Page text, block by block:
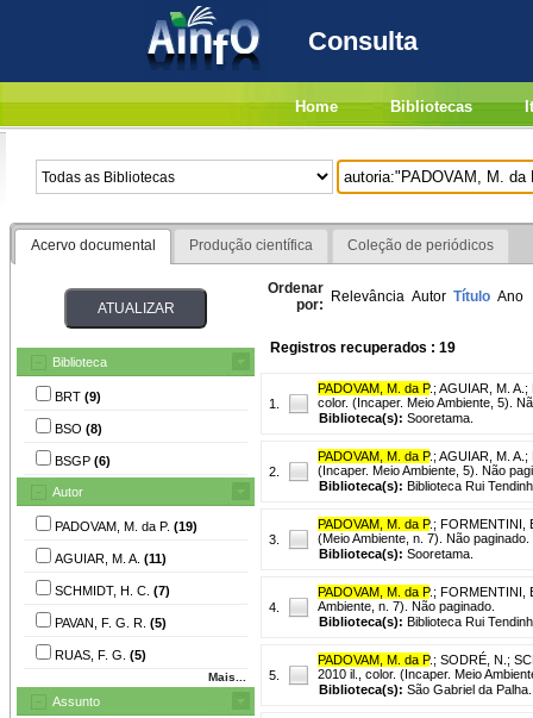
Consulta
Home Bibliotecas
Acervo documental Produção científica Coleção de periódicos
Biblioteca
BRT (9)
BSO (8)
BSGP (6)
Autor
PADOVAM, M. da P. (19)
AGUIAR, M. A. (11)
SCHMIDT, H. C. (7)
PAVAN, F. G. R. (5)
RUAS, F. G. (5)
Mais...
Assunto
Ordenar
por: Relevância Autor Título Ano
Registros recuperados : 19
1.
PADOVAM, M. da P. ; AGUIAR, M. A. ;
color. (Incaper. Meio Ambiente, 5).
Biblioteca(s): Sooretama.
2.
PADOVAM, M. da P. ; AGUIAR, M. A. ;
(Incaper. Meio Ambiente, 5). Não
Biblioteca(s): Biblioteca Rui
3.
PADOVAM, M. da P. ; FORMENTINI,
(Meio Ambiente, n. 7). Não paginado.
Biblioteca(s): Sooretama.
4.
PADOVAM, M. da P. ; FORMENTINI,
Ambiente, n. 7). Não paginado.
Biblioteca(s): Biblioteca Rui
5.
PADOVAM, M. da P. ; SODRÉ, N. ;
2010 il., color. (Incaper. Meio
Biblioteca(s): São Gabriel da Palha.